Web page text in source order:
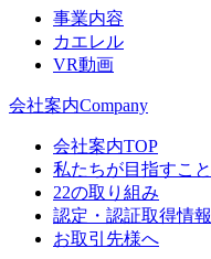
事業内容
カエレル
VR動画
会社案内Company
会社案内TOP
私たちが目指すこと
22の取り組み
認定・認証取得情報
お取引先様へ